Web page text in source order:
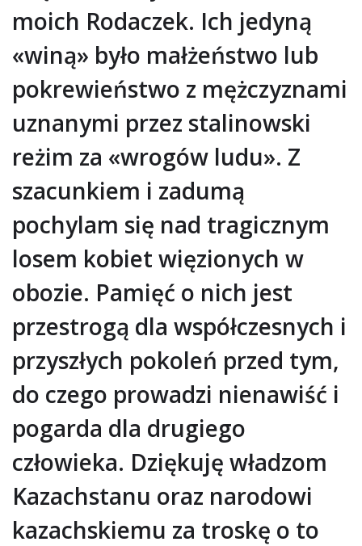
moich Rodaczek. Ich jedyną
«winą» było małżeństwo lub
pokrewieństwo z mężczyznami
uznanymi przez stalinowski
reżim za «wrogów ludu». Z
szacunkiem i zadumą
pochylam się nad tragicznym
losem kobiet więzionych w
obozie. Pamięć o nich jest
przestrogą dla współczesnych i
przyszłych pokoleń przed tym,
do czego prowadzi nienawiść i
pogarda dla drugiego
człowieka. Dziękuję władzom
Kazachstanu oraz narodowi
kazachskiemu za troskę o to